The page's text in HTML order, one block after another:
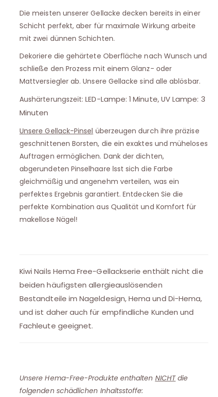
Die meisten unserer Gellacke decken bereits in einer
Schicht perfekt, aber für maximale Wirkung arbeite
mit zwei dünnen Schichten.
Dekoriere die gehärtete Oberfläche nach Wunsch und
schließe den Prozess mit einem Glanz- oder
Mattversiegler ab. Unsere Gellacke sind alle ablösbar.
Aushärterungszeit:LED-Lampe: 1 Minute, UV Lampe: 3
Minuten
Unsere Gellack-Pinsel überzeugen durch ihre präzise
geschnittenen Borsten, die ein exaktes und müheloses
Auftragen ermöglichen. Dank der dichten,
abgerundeten Pinselhaare lsst sich die Farbe
gleichmäßig und angenehm verteilen, was ein
perfektes Ergebnis garantiert. Entdecken Sie die
perfekte Kombination aus Qualität und Komfort für
makellose Nägel!
Kiwi Nails Hema Free-Gellackserie enthält nicht die
beiden häufigsten allergieauslösenden
Bestandteile im Nageldesign, Hema und Di-Hema,
und ist daher auch für empfindliche Kunden und
Fachleute geeignet.
Unsere Hema-Free-Produkte enthalten NICHTdie
folgenden schädlichen Inhaltsstoffe: